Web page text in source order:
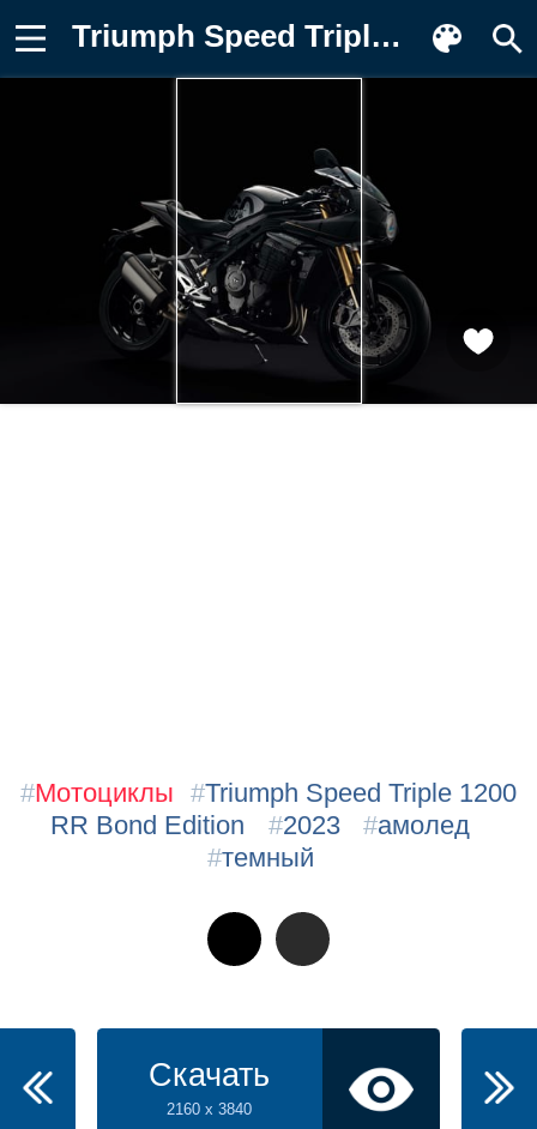
Triumph Speed Triple 1200 RR Bond Картинка на телефон
#Мотоциклы #Triumph Speed Triple 1200
RR Bond Edition
#2023 #амолед
#темный
Скачать
2160 x 3840